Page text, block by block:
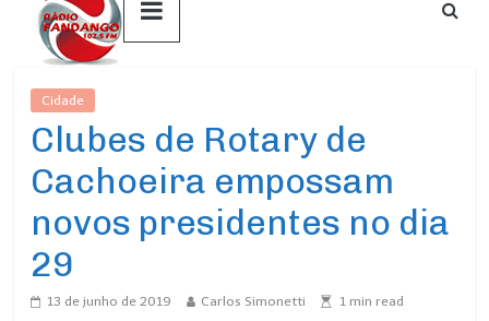
Cidade
Clubes de Rotary de
Cachoeira empossam
novos presidentes no dia
29
13 de junho de 2019 Carlos Simonetti 1 min read